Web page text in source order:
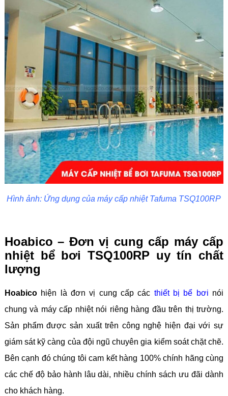
Hình ảnh: Ứng dụng của máy cấp nhiệt Tafuma TSQ100RP
Hoabico – Đơn vị cung cấp máy cấp
nhiệt bể bơi TSQ100RP uy tín chất
lượng
Hoabicohiện là đơn vị cung cấp các thiết bị bể bơi nói
chung và máy cấp nhiệt nói riêng hàng đầu trên thị trường.
Sản phẩm được sản xuất trên công nghệ hiện đại với sự
giám sát kỹ càng của đội ngũ chuyên gia kiểm soát chặt chẽ.
Bên cạnh đó chúng tôi cam kết hàng 100% chính hãng cùng
các chế độ bảo hành lâu dài, nhiều chính sách ưu đãi dành
cho khách hàng.